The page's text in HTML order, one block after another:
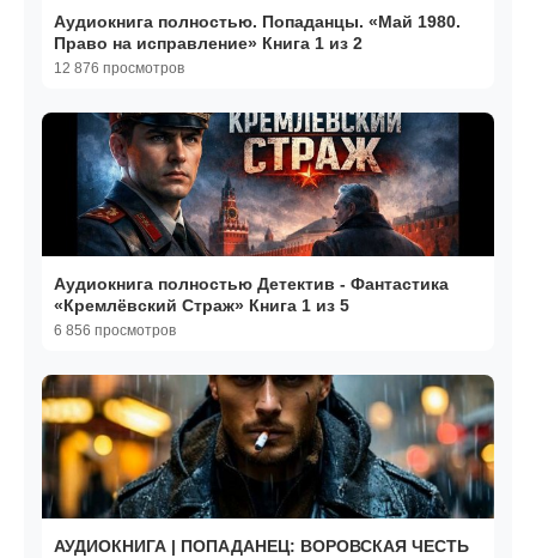
Аудиокнига полностью. Попаданцы. «Май 1980.
Право на исправление» Книга 1 из 2
12 876 просмотров
Аудиокнига полностью Детектив - Фантастика
«Кремлёвский Страж» Книга 1 из 5
6 856 просмотров
АУДИОКНИГА | ПОПАДАНЕЦ: ВОРОВСКАЯ ЧЕСТЬ